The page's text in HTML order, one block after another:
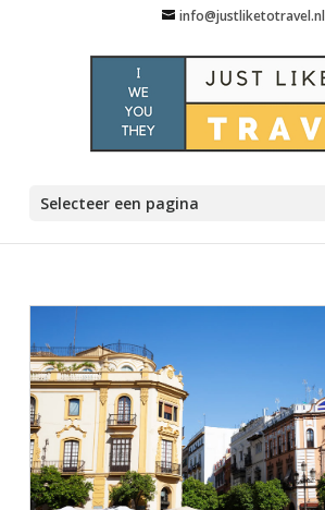
info@justliketotravel.nl
Selecteer een pagina